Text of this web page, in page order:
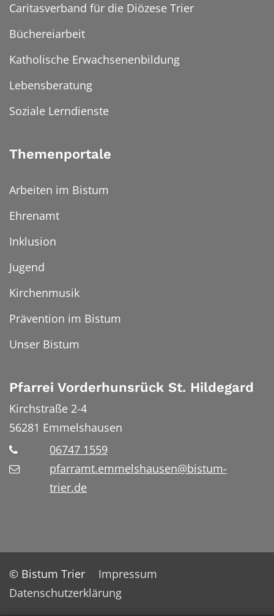
Caritasverband für die Diözese Trier
Büchereiarbeit
Katholische Erwachsenenbildung
Lebensberatung
Soziale Lerndienste
Themenportale
Arbeiten im Bistum
Ehrenamt
Inklusion
Jugend
Kirchenmusik
Prävention im Bistum
Unser Bistum
Pfarrei Vorderhunsrück St. Hildegard
Kirchstraße 2-4
56281 Emmelshausen
06747 1559
pfarramt.emmelshausen@bistum-
trier.de
© Bistum Trier
Impressum
Datenschutzerklärung